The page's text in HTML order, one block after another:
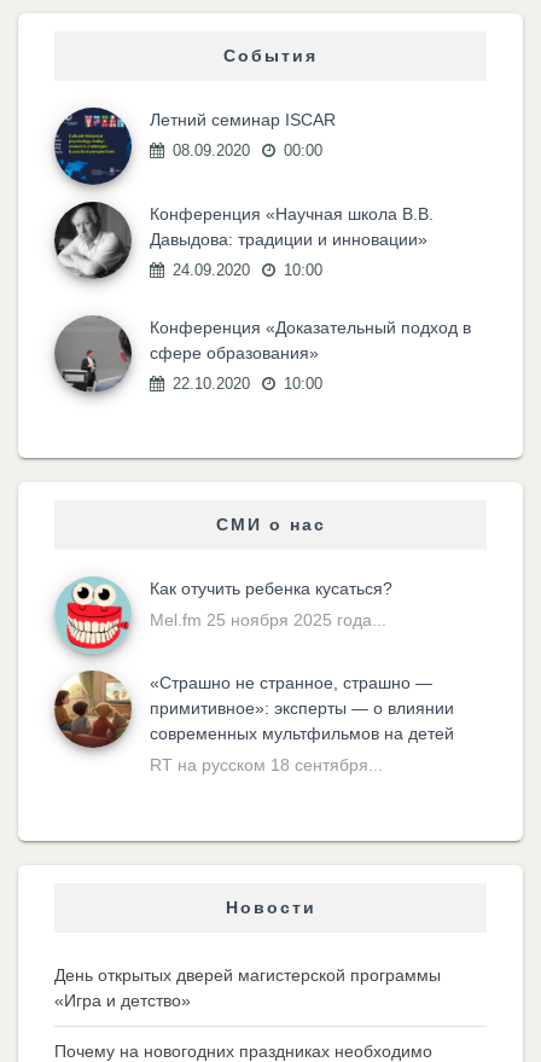
События
Летний семинар ISCAR
08.09.2020 00:00
Конференция «Научная школа В.В.
Давыдова: традиции и инновации»
24.09.2020 10:00
Конференция «Доказательный подход в
сфере образования»
22.10.2020 10:00
СМИ о нас
Как отучить ребенка кусаться?
Mel.fm 25 ноября 2025 года...
«Cтрашно не странное, страшно —
примитивное»: эксперты — о влиянии
современных мультфильмов на детей
RT на русском 18 сентября...
Новости
День открытых дверей магистерской программы
«Игра и детство»
Почему на новогодних праздниках необходимо